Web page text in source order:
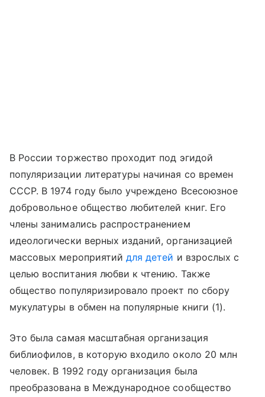
В России торжество проходит под эгидой
популяризации литературы начиная со времен
СССР. В 1974 году было учреждено Всесоюзное
добровольное общество любителей книг. Его
члены занимались распространением
идеологически верных изданий, организацией
массовых мероприятийдля детей и взрослых с
целью воспитания любви к чтению. Также
общество популяризировало проект по сбору
мукулатуры в обмен на популярные книги (1).
Это была самая масштабная организация
библиофилов, в которую входило около 20 млн
человек. В 1992 году организация была
преобразована в Международное сообщество